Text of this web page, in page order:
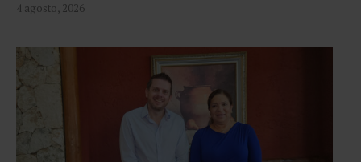
4 agosto, 2026